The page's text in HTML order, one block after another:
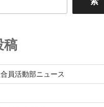
稿
員活動部ニュース